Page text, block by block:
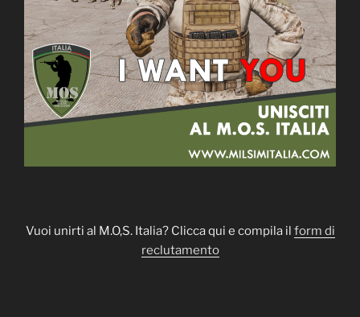
Vuoi unirti al M.O,S. Italia? Clicca qui e compila il form di
reclutamento